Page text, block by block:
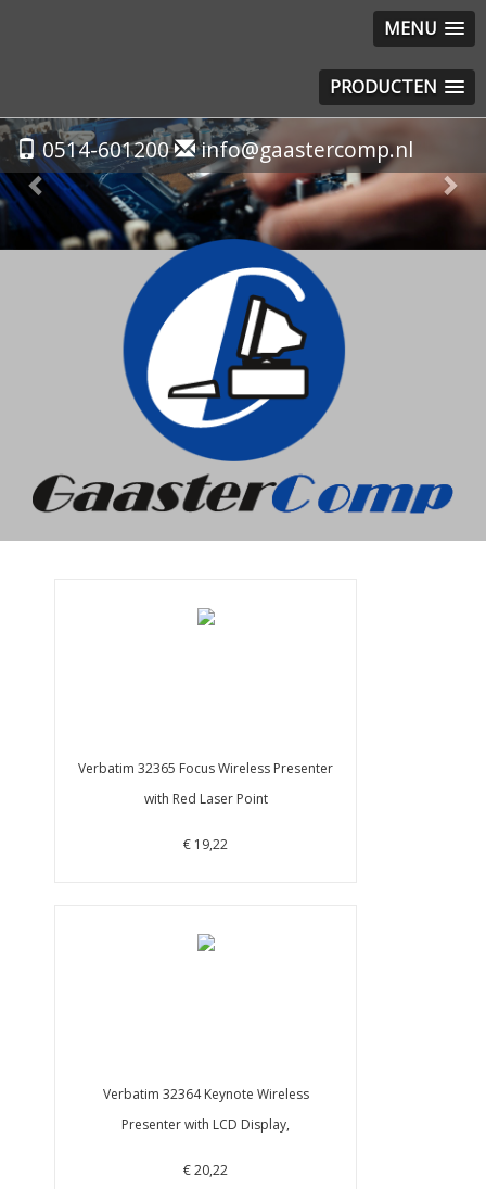
MENU
PRODUCTEN
0514-601200 info@gaastercomp.nl
Previous
Verbatim 32365 Focus Wireless Presenter
with Red Laser Point
€ 19,22
Verbatim 32364 Keynote Wireless
Presenter with LCD Display,
€ 20,22